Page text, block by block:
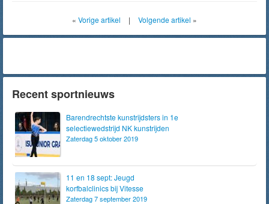
« Vorige artikel | Volgende artikel »
Recent sportnieuws
Barendrechtste kunstrijdsters in 1e
selectiewedstrijd NK kunstrijden
Zaterdag 5 oktober 2019
11 en 18 sept: Jeugd
korfbalclinics bij Vitesse
Zaterdag 7 september 2019